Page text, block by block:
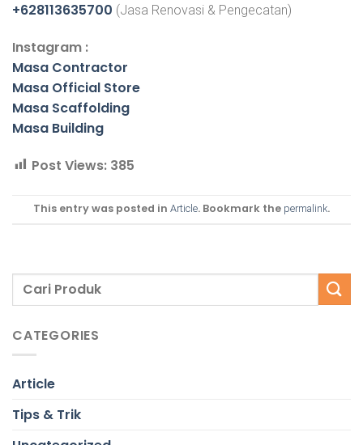
+628113635700 (Jasa Renovasi & Pengecatan)
Instagram :
Masa Contractor
Masa Official Store
Masa Scaffolding
Masa Building
Post Views: 385
This entry was posted in Article. Bookmark the permalink.
CATEGORIES
Article
Tips & Trik